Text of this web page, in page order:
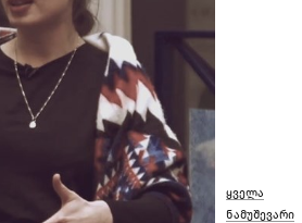
ყველა
ნამუშევარი